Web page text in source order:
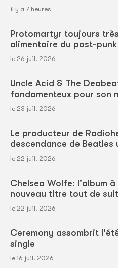
il y a 7 heures
Protomartyr toujours
alimentaire du post-punk
le 26 juil. 2026
Uncle Acid & The
fondamenteux pour son
le 23 juil. 2026
Le producteur de
descendance de
le 22 juil. 2026
Chelsea Wolfe: l'album
nouveau titre tout de
le 22 juil. 2026
Ceremony assombrit
single
le 16 juil. 2026